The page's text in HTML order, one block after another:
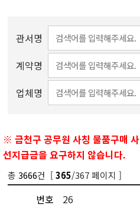
관서명
계약명
업체명
※ 금천구 공무원 사칭 물품구매
선지급금을 요구하지 않습니다.
총3666건 [365/367 페이지 ]
번호
26